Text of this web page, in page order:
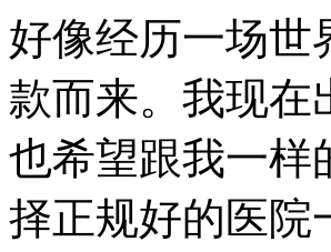
好像经历一场世
款而来。我现在
也希望跟我一样
择正规好的医院